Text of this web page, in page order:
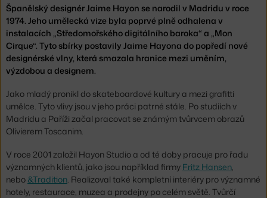
Španělský designér Jaime Hayon se narodil v Madridu v roce
1974. Jeho umělecká vize byla poprvé plně odhalena v
instalacích „Středomořského digitálního baroka“ a „Mon
Cirque“. Tyto sbírky postavily Jaime Hayona do popředí nové
designérské vlny, která smazala hranice mezi uměním,
výzdobou a designem.
Jako mladý pronikl do skateboardové kultury a mezi grafitti
umělce. Tyto vlivy jsou v jeho práci patrné stále. Po studiích v
Madridu a Paříži začal pracovat se známým tvůrvcem obrazů
Olivierem Toscanim.
V roce 2001 založil Hayon Studio a od té doby pracuje pro řadu
významných klientů, jako jsou například ​​firmy Fritz Hansen,
nebo &Tradition. Realizoval také kompletní interiéry pro významné
hotely, restaurace, muzea a prodejny po celém světě. Tvůrčí